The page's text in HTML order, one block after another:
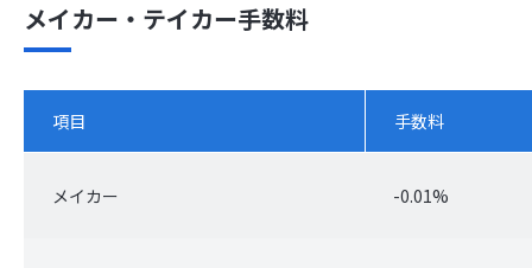
メイカー・テイカー手数料
項目 手数料
メイカー -0.01%